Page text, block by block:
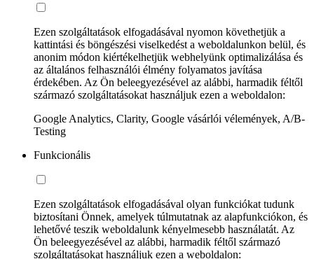
Ezen szolgáltatások elfogadásával nyomon követhetjük a
kattintási és böngészési viselkedést a weboldalunkon belül, és
anonim módon kiértékelhetjük webhelyünk optimalizálása és
az általános felhasználói élmény folyamatos javítása
érdekében. Az Ön beleegyezésével az alábbi, harmadik féltől
származó szolgáltatásokat használjuk ezen a weboldalon:
Google Analytics, Clarity, Google vásárlói vélemények, A/B-
Testing
Funkcionális
Ezen szolgáltatások elfogadásával olyan funkciókat tudunk
biztosítani Önnek, amelyek túlmutatnak az alapfunkciókon, és
lehetővé teszik weboldalunk kényelmesebb használatát. Az
Ön beleegyezésével az alábbi, harmadik féltől származó
szolgáltatásokat használjuk ezen a weboldalon: